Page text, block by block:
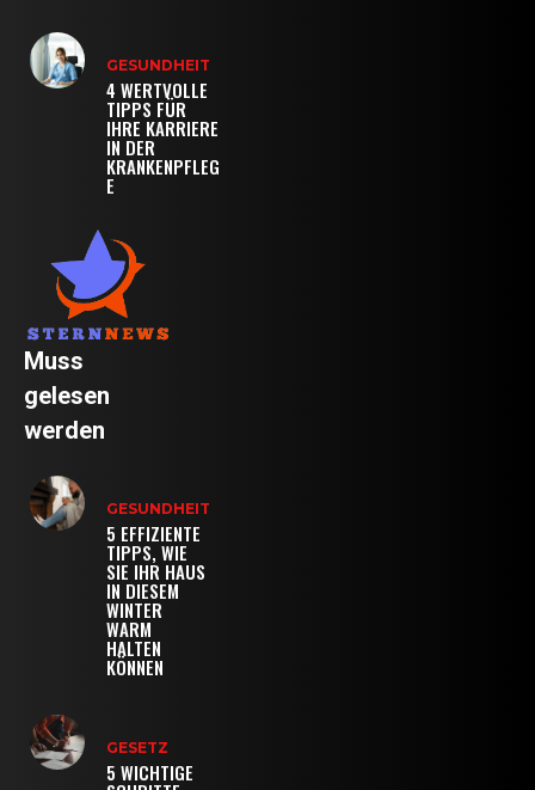
GESUNDHEIT
4 WERTVOLLE
TIPPS FÜR
IHRE KARRIERE
IN DER
KRANKENPFLEG
E
Muss
gelesen
werden
GESUNDHEIT
5 EFFIZIENTE
TIPPS, WIE
SIE IHR HAUS
IN DIESEM
WINTER
WARM
HALTEN
KÖNNEN
GESETZ
5 WICHTIGE